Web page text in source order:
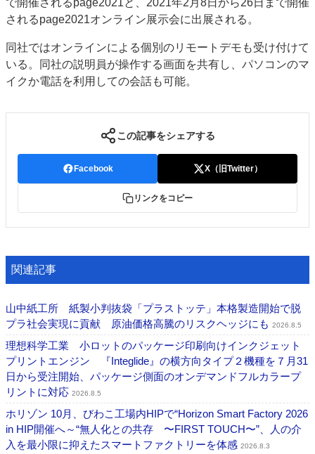
で開催されるpage2021と、2021年2月8日から26日まで開催
されるpage2021オンライン展示会に出展される。
同社ではオンラインによる個別のリモートデモも受け付けて
いる。同社の説明員が操作する画面を共有し、パソコンのマ
イクか電話を利用しての会話も可能。
この記事をシェアする
Facebook X（旧Twitter）
リンクをコピー
関連記事
山中紙工所 紙製小判抜袋「プラストッテ」本格製造開始で脱
プラ社会実現に貢献 原油価格高騰のリスクヘッジにも 2026.8.5
理想科学工業 小ロットのパッケージ印刷向けインクジェット
プリントエンジン 『Integlide』の横方向タイプ２機種を７月31
日から受注開始、パッケージ側面のオンデマンドフルカラープ
リントに対応 2026.8.5
ホリゾン 10月、びわこ工場内HIPで“Horizon Smart Factory 2026
in HIP開催へ～“無人化との共存 〜FIRST TOUCH〜”、人の介
入を最小限に抑えたスマートファクトリーを体感 2026.8.3